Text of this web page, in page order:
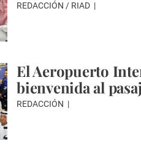
REDACCIÓN / RIAD
El Aeropuerto
bienvenida al
REDACCIÓN